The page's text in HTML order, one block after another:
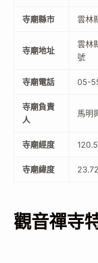
寺廟縣市 雲林
寺廟地址
雲林
號
寺廟電話 05-
寺廟負責
人
馬明
寺廟經度
寺廟緯度
觀音禪寺